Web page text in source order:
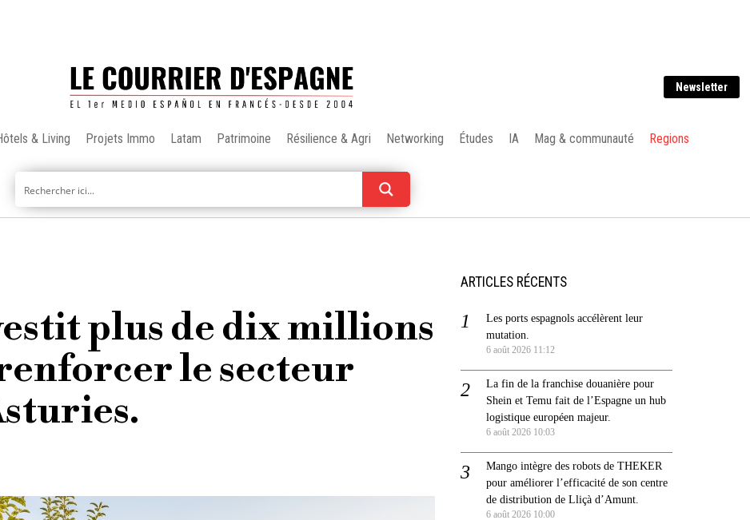
Newsletter
& Living Projets Immo Latam Patrimoine Résilience & Agri Networking Études IA Mag & communauté Regions
plus de dix millions
le secteur
ARTICLES RÉCENTS
Les ports espagnols accélèrent leur
mutation.
6 août 2026 11:12
La fin de la franchise douanière pour
Shein et Temu fait de l’Espagne un hub
logistique européen majeur.
6 août 2026 10:03
Mango intègre des robots de THEKER
pour améliorer l’efficacité de son centre
de distribution de Lliçà d’Amunt.
6 août 2026 10:00